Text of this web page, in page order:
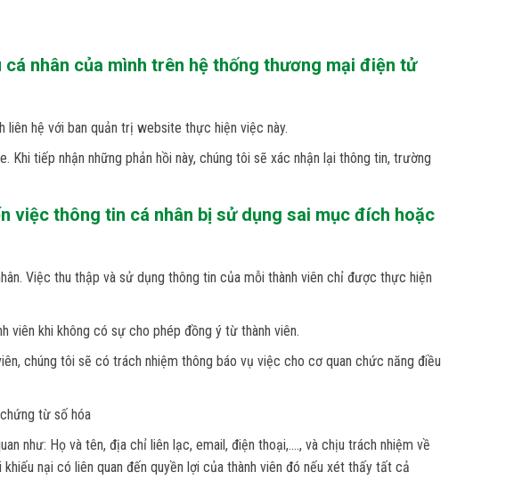
nhân của mình trên hệ thống thương mại điện tử
hệ với ban quản trị website thực hiện việc này.
tiếp nhận những phản hồi này, chúng tôi sẽ xác nhận lại thông tin, trường
việc thông tin cá nhân bị sử dụng sai mục đích hoặc
Việc thu thập và sử dụng thông tin của mỗi thành viên chỉ được thực hiện
viên khi không có sự cho phép đồng ý từ thành viên.
chúng tôi sẽ có trách nhiệm thông báo vụ việc cho cơ quan chức năng điều
từ số hóa
như: Họ và tên, địa chỉ liên lạc, email, điện thoại,…., và chịu trách nhiệm về
nại có liên quan đến quyền lợi của thành viên đó nếu xét thấy tất cả